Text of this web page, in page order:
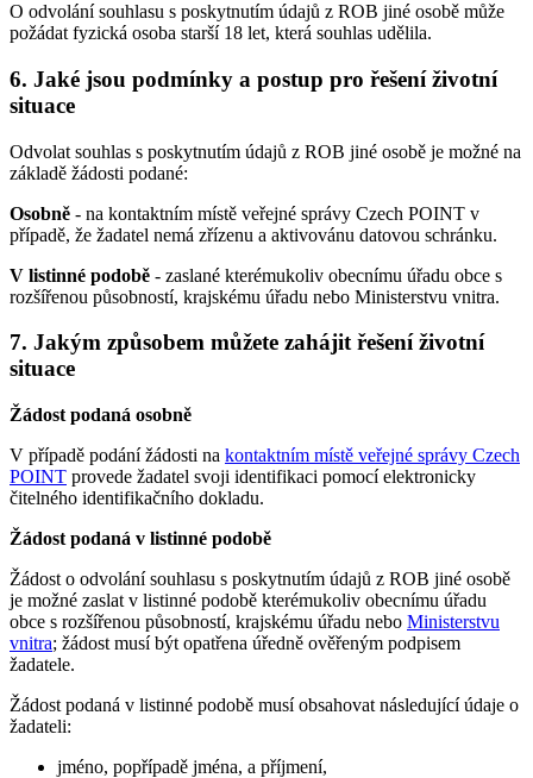
O odvolání souhlasu s poskytnutím údajů z ROB jiné osobě může
požádat fyzická osoba starší 18 let, která souhlas udělila.
6. Jaké jsou podmínky a postup pro řešení životní
situace
Odvolat souhlas s poskytnutím údajů z ROB jiné osobě je možné na
základě žádosti podané:
Osobně - na kontaktním místě veřejné správy Czech POINT v
případě, že žadatel nemá zřízenu a aktivovánu datovou schránku.
V listinné podobě - zaslané kterémukoliv obecnímu úřadu obce s
rozšířenou působností, krajskému úřadu nebo Ministerstvu vnitra.
7. Jakým způsobem můžete zahájit řešení životní
situace
Žádost podaná osobně
V případě podání žádosti na kontaktním místě veřejné správy Czech
POINT provede žadatel svoji identifikaci pomocí elektronicky
čitelného identifikačního dokladu.
Žádost podaná v listinné podobě
Žádost o odvolání souhlasu s poskytnutím údajů z ROB jiné osobě
je možné zaslat v listinné podobě kterémukoliv obecnímu úřadu
obce s rozšířenou působností, krajskému úřadu nebo Ministerstvu
vnitra; žádost musí být opatřena úředně ověřeným podpisem
žadatele.
Žádost podaná v listinné podobě musí obsahovat následující údaje o
žadateli:
jméno, popřípadě jména, a příjmení,